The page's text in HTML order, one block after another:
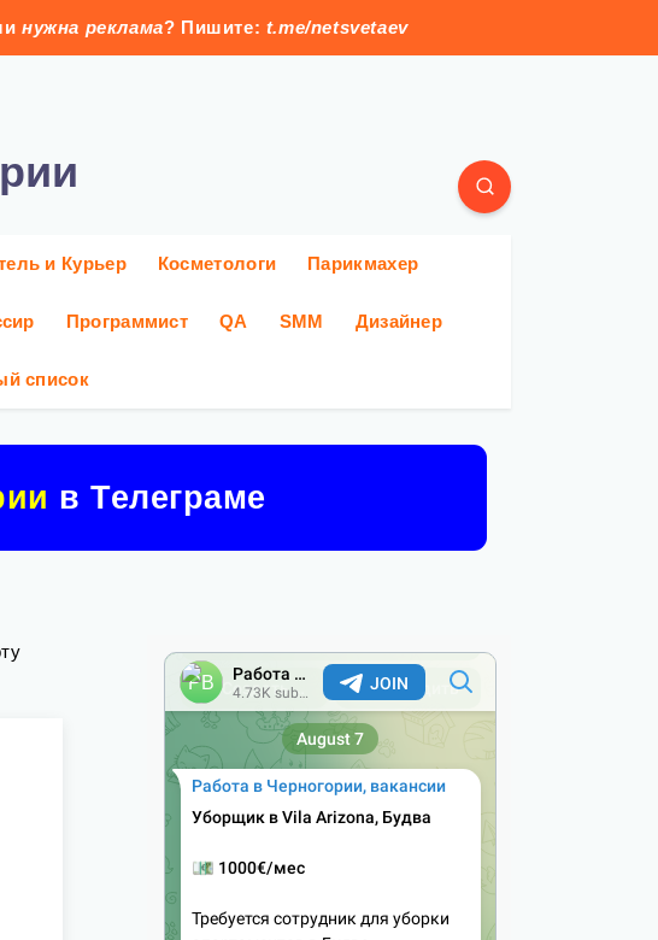
нужна реклама? Пишите: t.me/netsvetaev
и Курьер Косметологи Парикмахер
Программист QA SMM Дизайнер
список
в Телеграме